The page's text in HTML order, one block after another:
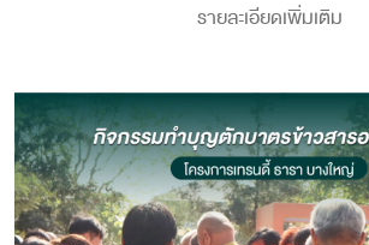
รายละเอียดเพิ่มเติม